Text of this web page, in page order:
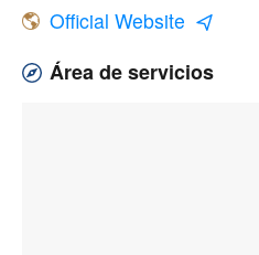
Official Website
Área de servicios